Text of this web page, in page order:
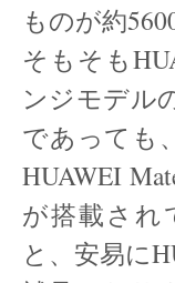
ものが約
そもそも
ンジモデル
であっても
HUAWEI
が搭載され
と、安易に